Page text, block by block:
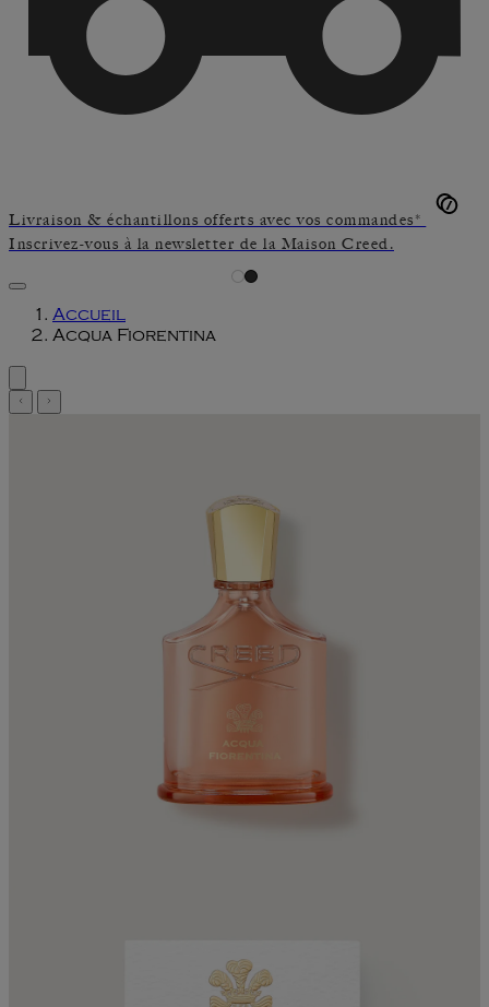
Livraison & échantillons offerts avec vos commandes*
Inscrivez-vous à la newsletter de la Maison Creed.
Accueil
Acqua Fiorentina